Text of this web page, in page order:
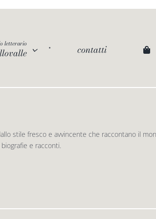
letterario contatti
stile fresco e avvincente che raccontano il
e racconti.